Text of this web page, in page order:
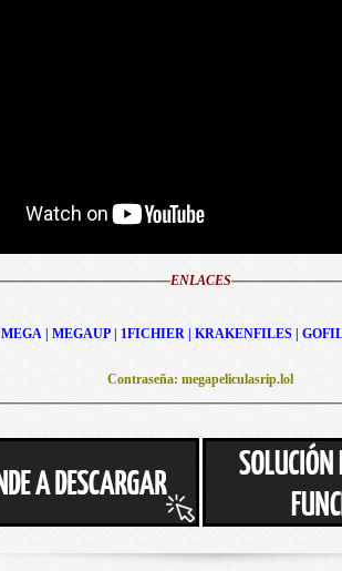
ENLACES
MEGA | MEGAUP | 1FICHIER | KRAKENFILES |
Contraseña: megapeliculasrip.lol